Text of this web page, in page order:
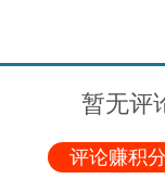
暂无评
评论赚积